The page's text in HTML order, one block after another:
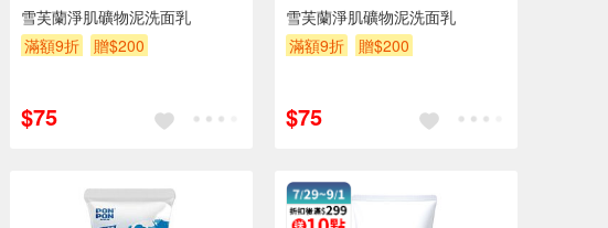
雪芙蘭淨肌礦物泥洗面乳
滿額9折
贈$200
$75
雪芙蘭淨肌礦物泥洗面乳
滿額9折
贈$200
$75